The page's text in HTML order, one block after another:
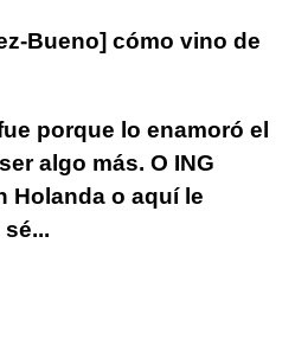
Bueno] cómo vino de
porque lo enamoró el
algo más. O ING
Holanda o aquí le